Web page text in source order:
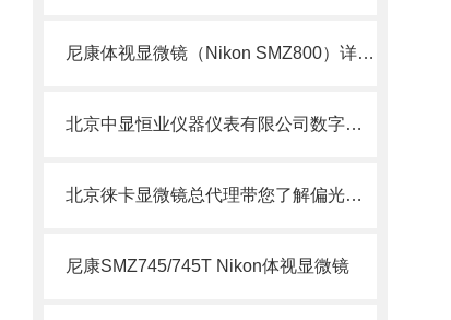
尼康体视显微镜（Nikon SMZ800）详细介绍
北京中显恒业仪器仪表有限公司数字网络显微镜互动教室
北京徕卡显微镜总代理带您了解偏光显微镜
尼康SMZ745/745T Nikon体视显微镜